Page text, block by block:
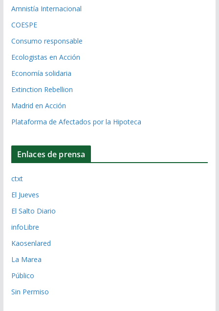
Amnistía Internacional
COESPE
Consumo responsable
Ecologistas en Acción
Economía solidaria
Extinction Rebellion
Madrid en Acción
Plataforma de Afectados por la Hipoteca
Enlaces de prensa
ctxt
El Jueves
El Salto Diario
infoLibre
Kaosenlared
La Marea
Público
Sin Permiso